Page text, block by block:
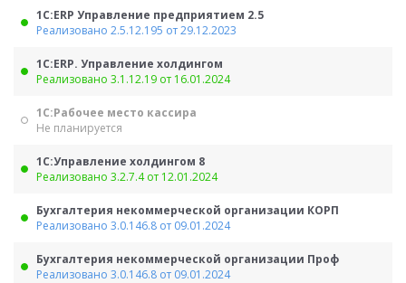
1С:ERP Управление предприятием 2.5
Реализовано 2.5.12.195 от 29.12.2023
1С:ERP. Управление холдингом
Реализовано 3.1.12.19 от 16.01.2024
1С:Рабочее место кассира
Не планируется
1С:Управление холдингом 8
Реализовано 3.2.7.4 от 12.01.2024
Бухгалтерия некоммерческой организации КОРП
Реализовано 3.0.146.8 от 09.01.2024
Бухгалтерия некоммерческой организации Проф
Реализовано 3.0.146.8 от 09.01.2024